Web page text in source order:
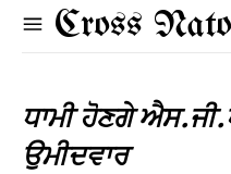
Cross
ਧਾਮੀ ਹੋਣਗੇ
ਉਮੀਦਵਾਰ